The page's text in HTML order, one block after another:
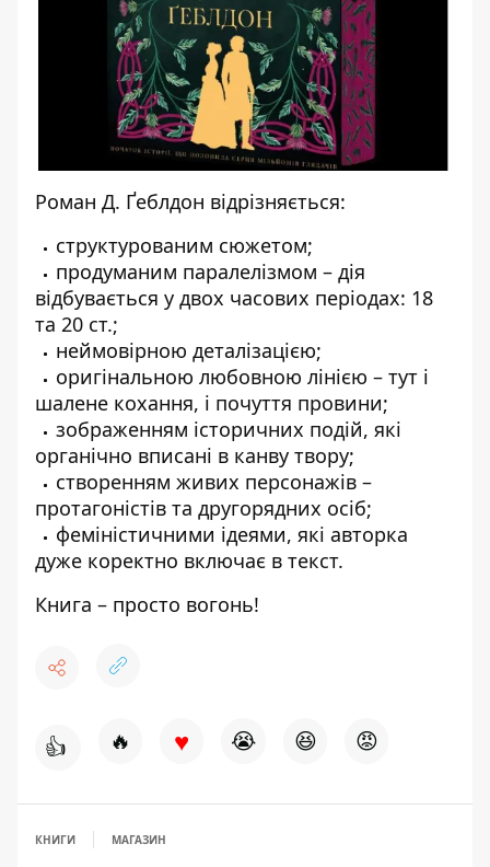
Роман Д. Ґеблдон відрізняється:
структурованим сюжетом;
продуманим паралелізмом – дія
відбувається у двох часових періодах: 18
та 20 ст.;
неймовірною деталізацією;
оригінальною любовною лінією – тут і
шалене кохання, і почуття провини;
зображенням історичних подій, які
органічно вписані в канву твору;
створенням живих персонажів –
протагоністів та другорядних осіб;
феміністичними ідеями, які авторка
дуже коректно включає в текст.
Книга – просто вогонь!
👍 🔥 ♥ 😭 😆 😡
КНИГИ МАГАЗИН